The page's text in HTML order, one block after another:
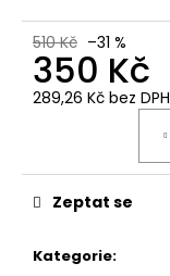
510 Kč –31 %
350 Kč
289,26 Kč bez DPH
Kategorie:
Zeptat se
č
u
e